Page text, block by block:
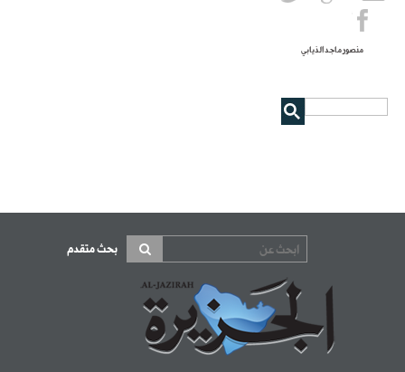
منصور ماجد الذيابي
بحث متقدم